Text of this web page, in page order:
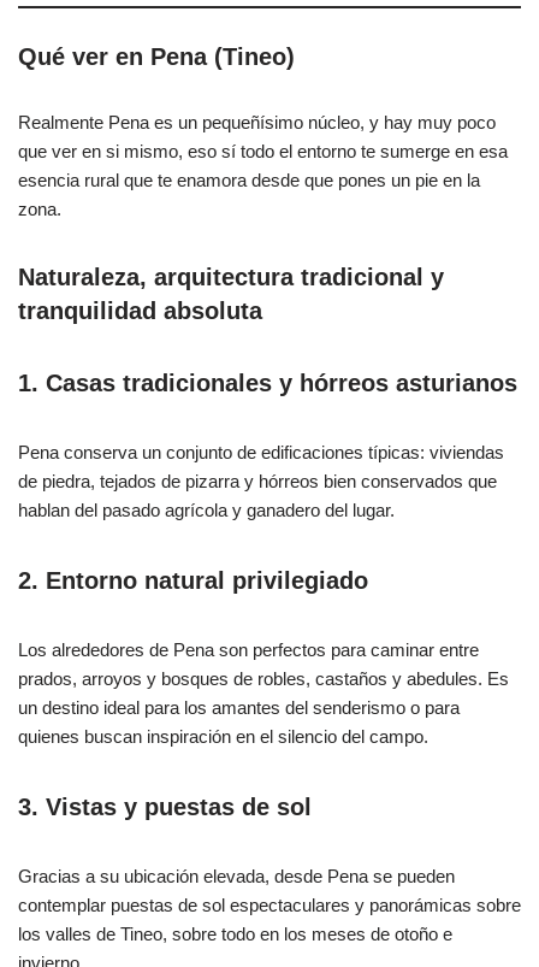
Qué ver en Pena (Tineo)
Realmente Pena es un pequeñísimo núcleo, y hay muy poco
que ver en si mismo, eso sí todo el entorno te sumerge en esa
esencia rural que te enamora desde que pones un pie en la
zona.
Naturaleza, arquitectura tradicional y
tranquilidad absoluta
1. Casas tradicionales y hórreos asturianos
Pena conserva un conjunto de edificaciones típicas: viviendas
de piedra, tejados de pizarra y hórreos bien conservados que
hablan del pasado agrícola y ganadero del lugar.
2. Entorno natural privilegiado
Los alrededores de Pena son perfectos para caminar entre
prados, arroyos y bosques de robles, castaños y abedules. Es
un destino ideal para los amantes del senderismo o para
quienes buscan inspiración en el silencio del campo.
3. Vistas y puestas de sol
Gracias a su ubicación elevada, desde Pena se pueden
contemplar puestas de sol espectaculares y panorámicas sobre
los valles de Tineo, sobre todo en los meses de otoño e